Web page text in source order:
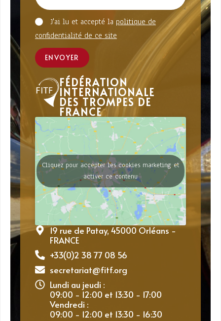
J'ai lu et accepté la politique de
confidentialité de ce site
ENVOYER
FÉDÉRATION
INTERNATIONALE
DES TROMPES DE
FRANCE
Cliquez pour accepter les cookies marketing et
activer ce contenu
19 rue de Patay, 45000 Orléans -
FRANCE
+33(0)2 38 77 08 56
secretariat@fitf.org
Lundi au jeudi :
09:00 - 12:00 et 13:30 - 17:00
Vendredi :
09:00 - 12:00 et 13:30 - 16:30